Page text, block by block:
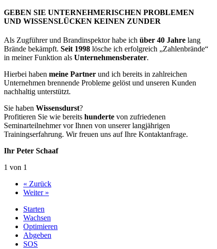
GEBEN SIE UNTERNEHMERISCHEN PROBLEMEN
UND WISSENSLÜCKEN KEINEN ZUNDER
Als Zugführer und Brandinspektor habe ich über 40 Jahre lang
Brände bekämpft. Seit 1998 lösche ich erfolgreich „Zahlenbrände“
in meiner Funktion als Unternehmensberater.
Hierbei haben meine Partner und ich bereits in zahlreichen
Unternehmen brennende Probleme gelöst und unseren Kunden
nachhaltig unterstützt.
Sie haben Wissensdurst?
Profitieren Sie wie bereits hunderte von zufriedenen
Seminarteilnehmer vor Ihnen von unserer langjährigen
Trainingserfahrung. Wir freuen uns auf Ihre Kontaktanfrage.
Ihr Peter Schaaf
1 von 1
« Zurück
Weiter »
Starten
Wachsen
Optimieren
Abgeben
SOS